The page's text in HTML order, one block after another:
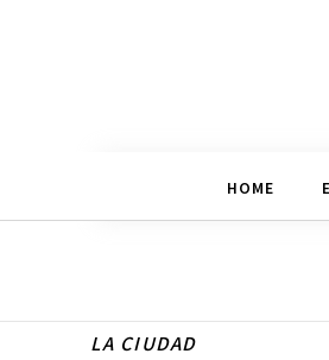
HOME
LA CIUDAD